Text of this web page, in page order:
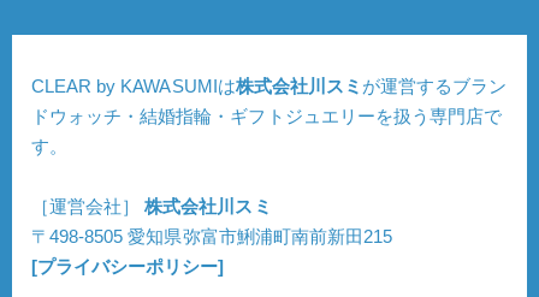
CLEAR by KAWASUMIは株式会社川スミ が運営するブラン
ドウォッチ・結婚指輪・ギフトジュエリーを扱う専門店で
す。
［運営会社］株式会社川スミ
〒498-8505 愛知県弥富市鯏浦町南前新田215
[プライバシーポリシー]